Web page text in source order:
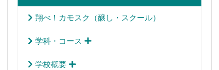
翔べ！カモスク（醸し・スクール）
学科・コース
学校概要